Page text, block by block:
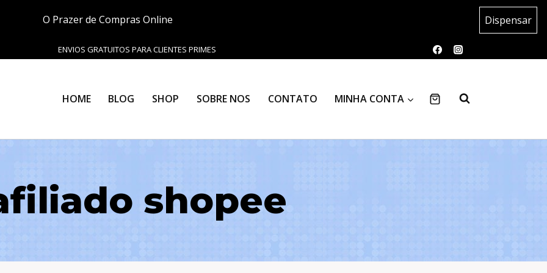
O Prazer de Compras Online Dispensar
ENVIOS GRATUITOS PARA CLIENTES PRIMES
HOME BLOG SHOP SOBRE NOS CONTATO MINHA CONTA
shopee